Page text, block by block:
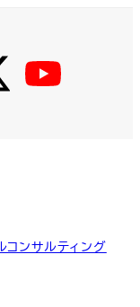
】 【Twitter】
コンサルティング